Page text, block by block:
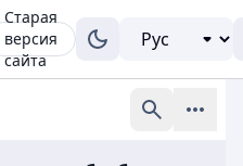
Старая
версия
сайта